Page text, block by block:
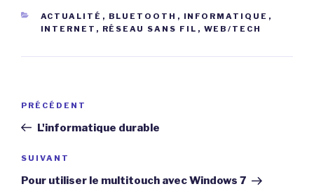
CATÉGORIES
ACTUALITÉ , BLUETOOTH , INFORMATIQUE ,
INTERNET , RÉSEAU SANS FIL , WEB/TECH
Navigation
l’article
Article
précédent
PRÉCÉDENT
L'informatique durable
Article
suivant
SUIVANT
Pour utiliser le multitouch avec Windows 7